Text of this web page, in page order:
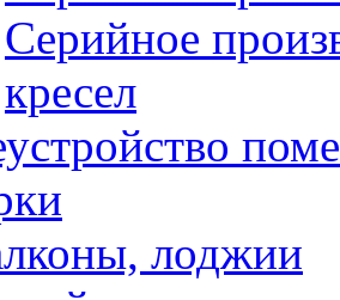
Серийное
кресел
лоджии